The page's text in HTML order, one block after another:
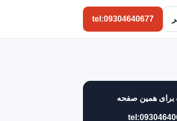
tel:09304640677
همین صفحه